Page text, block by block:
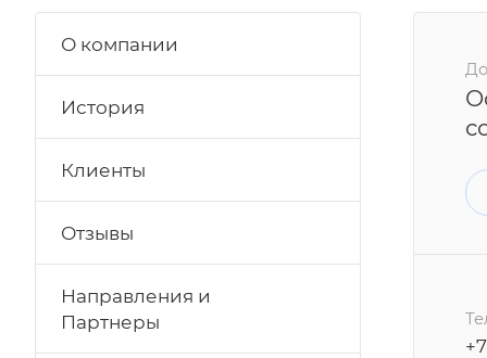
О компании
История
Клиенты
Отзывы
Направления и
Партнеры